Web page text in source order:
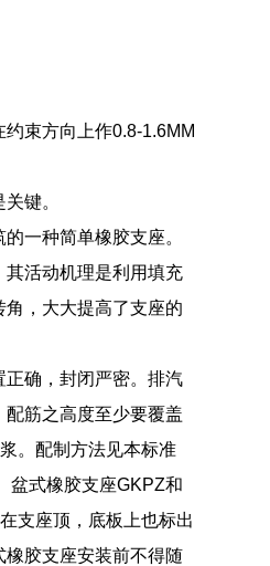
束方向上作0.8-1.6MM
键。
一种简单橡胶支座。
活动机理是利用填充
，大大提高了支座的
确，封闭严密。排汽
筋之高度至少要覆盖
。配制方法见本标准
盆式橡胶支座GKPZ和
支座顶，底板上也标出
胶支座安装前不得随